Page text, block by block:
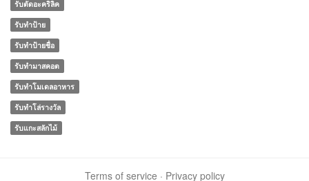
รับตัดอะคริลิค
รับทำป้าย
รับทำป้ายชื่อ
รับทำมาสคอต
รับทําโมเดลอาหาร
รับทําโล่รางวัล
รับแกะสลักไม้
Terms of service · Privacy policy